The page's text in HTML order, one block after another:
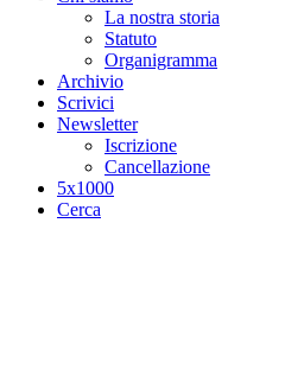
La nostra storia
Statuto
Organigramma
Archivio
Scrivici
Newsletter
Iscrizione
Cancellazione
5x1000
Cerca